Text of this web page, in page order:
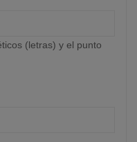
(letras) y el punto